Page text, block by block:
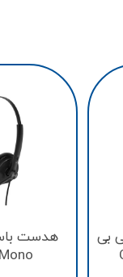
بی
هدست